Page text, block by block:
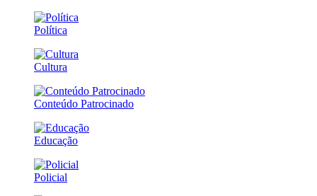
Política
Cultura
Conteúdo Patrocinado
Educação
Policial